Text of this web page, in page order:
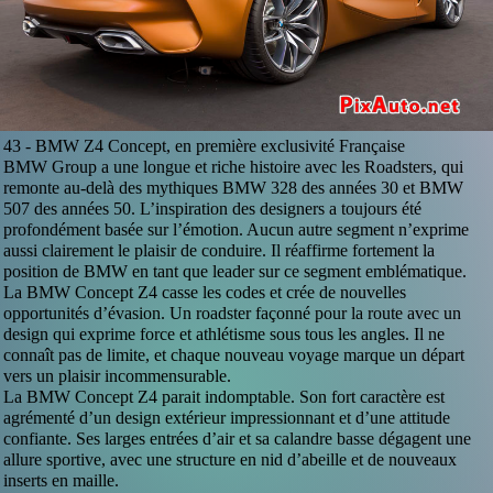
43 -BMW Z4 Concept, en première exclusivité Française
BMW Group a une longue et riche histoire avec les Roadsters, qui
remonte au-delà des mythiques BMW 328 des années 30 et BMW
507 des années 50. L’inspiration des designers a toujours été
profondément basée sur l’émotion. Aucun autre segment n’exprime
aussi clairement le plaisir de conduire. Il réaffirme fortement la
position de BMW en tant que leader sur ce segment emblématique.
La BMW Concept Z4 casse les codes et crée de nouvelles
opportunités d’évasion. Un roadster façonné pour la route avec un
design qui exprime force et athlétisme sous tous les angles. Il ne
connaît pas de limite, et chaque nouveau voyage marque un départ
vers un plaisir incommensurable.
La BMW Concept Z4 parait indomptable. Son fort caractère est
agrémenté d’un design extérieur impressionnant et d’une attitude
confiante. Ses larges entrées d’air et sa calandre basse dégagent une
allure sportive, avec une structure en nid d’abeille et de nouveaux
inserts en maille.